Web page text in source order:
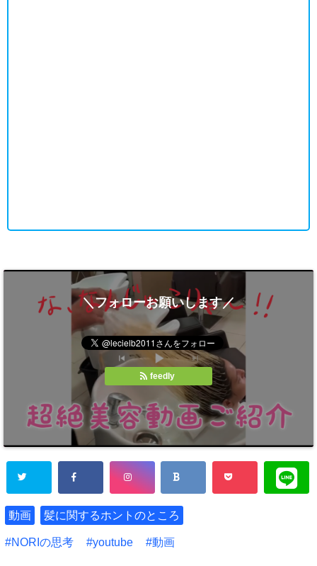
＼フォローお願いします／
feedly
動画 髪に関するホントのところ
NORIの思考 youtube 動画